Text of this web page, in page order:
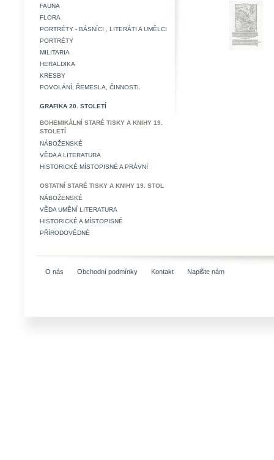
FAUNA
FLORA
PORTRÉTY - BÁSNÍCI , LITERÁTI A UMĚLCI
PORTRÉTY
MILITARIA
HERALDIKA
KRESBY
POVOLÁNÍ, ŘEMESLA, ČINNOSTI.
GRAFIKA 20. STOLETÍ
BOHEMIKÁLNÍ STARÉ TISKY A KNIHY 19.
STOLETÍ
NÁBOŽENSKÉ
VĚDA A LITERATURA
HISTORICKÉ MÍSTOPISNÉ A PRÁVNÍ
OSTATNÍ STARÉ TISKY A KNIHY 19. STOL
NÁBOŽENSKÉ
VĚDA UMĚNÍ LITERATURA
HISTORICKÉ A MÍSTOPISNÉ
PŘÍRODOVĚDNÉ
O nás Obchodní podmínky Kontakt Napište nám